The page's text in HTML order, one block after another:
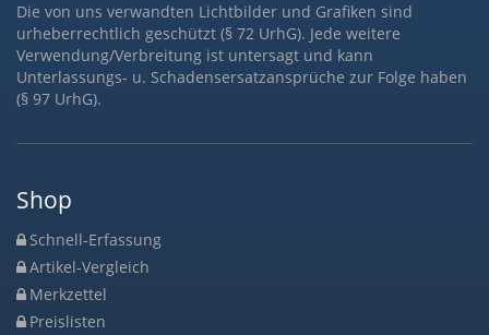
Die von uns verwandten Lichtbilder und Grafiken sind
urheberrechtlich geschützt (§ 72 UrhG). Jede weitere
Verwendung/Verbreitung ist untersagt und kann
Unterlassungs- u. Schadensersatzansprüche zur Folge haben
(§ 97 UrhG).
Shop
Schnell-Erfassung
Artikel-Vergleich
Merkzettel
Preislisten